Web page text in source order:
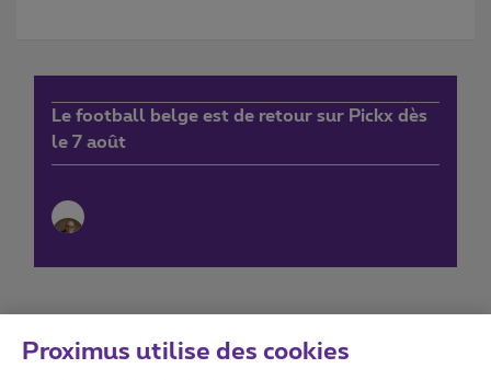
Le football belge est de retour sur Pickx dès
le 7 août
Proximus utilise des cookies